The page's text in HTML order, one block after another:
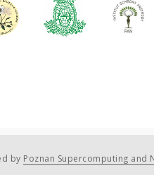
by Poznan Supercomputing and